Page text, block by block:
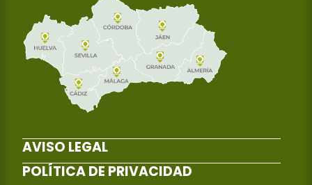
AVISO LEGAL
POLÍTICA DE PRIVACIDAD